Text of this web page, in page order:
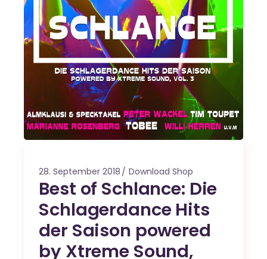
28. September 2018 Download Shop
Best of Schlance: Die
Schlagerdance Hits
der Saison powered
by Xtreme Sound,